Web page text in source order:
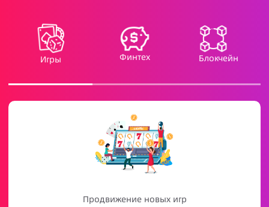
Игры Финтех Блокчейн
Консультации новых пользователей